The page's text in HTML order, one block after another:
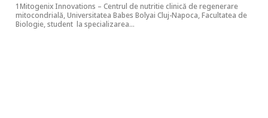
1Mitogenix Innovations – Centrul de nutritie clinică de regenerare
mitocondrială, Universitatea Babes Bolyai Cluj-Napoca, Facultatea de
Biologie, student la specializarea…